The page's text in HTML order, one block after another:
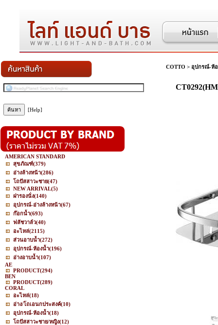
[Help]
AMERICAN STANDARD
สุขภัณฑ์(379)
อ่างล้างหน้า(286)
โถปัสสาวะชาย(47)
NEW ARRIVAL(5)
ฝารองนั่ง(140)
อุปกรณ์-อ่างล้างหน้า(67)
ก๊อกน้ำ(693)
ฟลัชวาล์ว(40)
อะไหล่(2115)
ส่วนอาบน้ำ(272)
อุปกรณ์-ห้องน้ำ(196)
อ่างอาบน้ำ(107)
AE
PRODUCT(294)
BEN
PRODUCT(289)
CORAL
อะไหล่(18)
อ่าง/โถเอนกประสงค์(10)
อุปกรณ์-ห้องน้ำ(18)
โถปัสสาวะชาย/หญิง(12)
COTTO > อุปกรณ์-ห้